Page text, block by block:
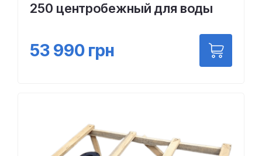
250 центробежный для воды
53 990 грн